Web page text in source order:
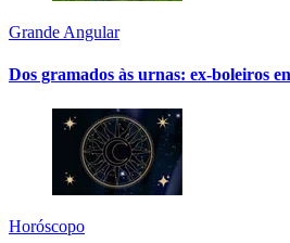
Grande Angular
Dos gramados às urnas: ex-boleiros
Horóscopo